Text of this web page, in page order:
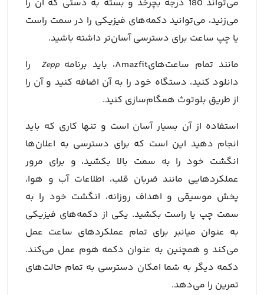
می‌تواند 180 درجه بچرخد و بسته به دستی که آن را
می‌زنید، می‌توانید دکمه‌های فیزیکی را در سمت راست
یا چپ ساعت برای دسترسی آسان‌تر داشته باشید.
مانند تمام ساعت‌هایAmazfit، باید برنامه
Zepp
را
دانلود کنید، دستگاه خود را به آن اضافه کنید و آن را
از طریق بلوتوث همگام‌سازی کنید.
استفاده از آن بسیار آسان است و تنها کاری که باید
انجام دهید این است که برای دسترسی به اعلان‌ها
انگشت خود را به سمت بالا بکشید، و برای مرور
عملکردهایی مانند ضربان قلب، اطلاعات آب و هوا،
پخش موسیقی و اهداف روزانه، انگشت خود را به
سمت چپ یا راست بکشید. یکی از دکمه‌های فیزیکی
به عنوان میانبر برای تمام عملکردهای ساعت عمل
می‌کند و همچنین به عنوان دکمه هوم عمل می‌کند.
دکمه دیگر به شما امکان دسترسی به تمام حالت‌های
تمرین را می‌دهد.